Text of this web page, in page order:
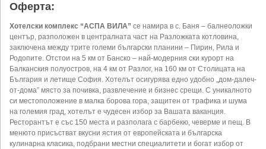
Оферта:
Хотелски комплекс “АСПА ВИЛА” се намира в с. Баня – балнеоложки
център, разположен в централната част на Разложката котловина,
заключена между трите големи български планини – Пирин, Рила и
Родопите. Отстои на 5 км от Банско – най-модерния ски курорт на
Балканския полуостров, на 4 км от Разлог, на 160 км от Столицата на
България и летище София. Хотелът осигурява едно удобно „дом-далеч-
от-дома” място за почивка, развлечение и бизнес срещи. С уникалното
си местоположение в малка борова гора, защитен от трафика и шума
на големия град, хотелът е чудесен избор за Вашата ваканция.
Ресторантът е със 150 места и разполага с барбекю, чеверме и пещ. В
менюто присъстват вкусни ястия от европейската и българска
кулинарна класика, подбрани местни специалитети и богат избор от